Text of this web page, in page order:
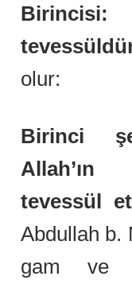
Birincisi:
olur:
Birinci
tevessül
Abdullah b.
gam ve